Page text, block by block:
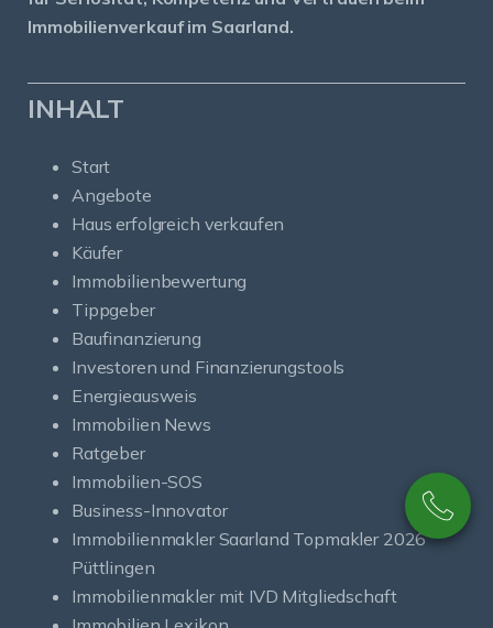
Immobilienverkauf im Saarland.
INHALT
Start
Angebote
Haus erfolgreich verkaufen
Käufer
Immobilienbewertung
Tippgeber
Baufinanzierung
Investoren und Finanzierungstools
Energieausweis
Immobilien News
Ratgeber
Immobilien-SOS
Business-Innovator
Immobilienmakler Saarland Topmakler 2026
Püttlingen
Immobilienmakler mit IVD Mitgliedschaft